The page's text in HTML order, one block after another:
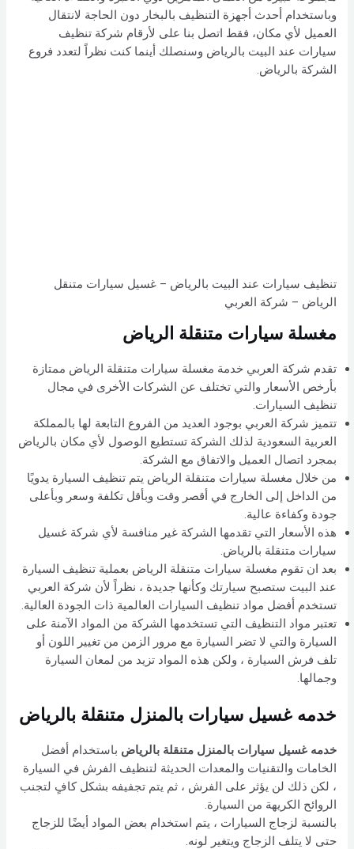
وباستخدام أحدث أجهزة التنظيف بالبخار دون الحاجة لانتقال
العميل لأي مكان، فقط اتصل بنا على لأرقام شركة تنظيف
سيارات عند البيت بالرياض وسنصلك أينما كنت نظراً لتعدد فروع
الشركة بالرياض.
تنظيف سيارات عند البيت بالرياض – غسيل سيارات متنقل
الرياض – شركة العربي
مغسلة سيارات متنقلة الرياض
تقدم شركة العربي خدمة مغسلة سيارات متنقلة الرياض ممتازة
بأرخص الأسعار والتي تختلف عن الشركات الأخرى في مجال
تنظيف السيارات.
تتميز شركة العربي بوجود العديد من الفروع التابعة لها بالمملكة
العربية السعودية لذلك الشركة تستطيع الوصول لأي مكان بالرياض
بمجرد اتصال العميل والاتفاق مع الشركة.
من خلال مغسلة سيارات متنقلة الرياض يتم تنظيف السيارة يدويًا
من الداخل إلى الخارج في أقصر وقت وبأقل تكلفة وسعر وبأعلى
جودة وكفاءة عالية.
هذه الأسعار التي تقدمها الشركة غير منافسة لأي شركة غسيل
سيارات متنقلة بالرياض.
بعد ان تقوم مغسلة سيارات متنقلة الرياض بعملية تنظيف السيارة
عند البيت ستصبح سيارتك وكأنها جديدة ، نظراً لأن شركة العربي
تستخدم أفضل مواد تنظيف السيارات العالمية ذات الجودة العالية.
تعتبر مواد التنظيف التي تستخدمها الشركة من المواد الآمنة على
السيارة والتي لا تضر السيارة مع مرور الزمن من تغيير اللون أو
تلف فرش السيارة ، ولكن هذه المواد تزيد من لمعان السيارة
وجمالها.
خدمه غسيل سيارات بالمنزل متنقلة بالرياض
خدمه غسيل سيارات بالمنزل متنقلة بالرياض باستخدام أفضل
الخامات والتقنيات والمعدات الحديثة لتنظيف الفرش في السيارة
، لكن ذلك لن يؤثر على الفرش ، ثم يتم تجفيفه بشكل كافٍ لتجنب
الروائح الكريهة من السيارة.
بالنسبة لزجاج السيارات ، يتم استخدام بعض المواد أيضًا للزجاج
حتى لا يتلف الزجاج ويتغير لونه.